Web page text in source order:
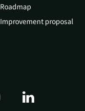
Roadmap
Improvement proposal